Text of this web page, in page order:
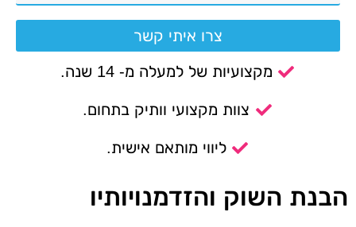
צרו איתי קשר
מקצועיות של למעלה מ- 14 שנה.
צוות מקצועי וותיק בתחום.
ליווי מותאם אישית.
הבנת השוק והזדמנויותיו